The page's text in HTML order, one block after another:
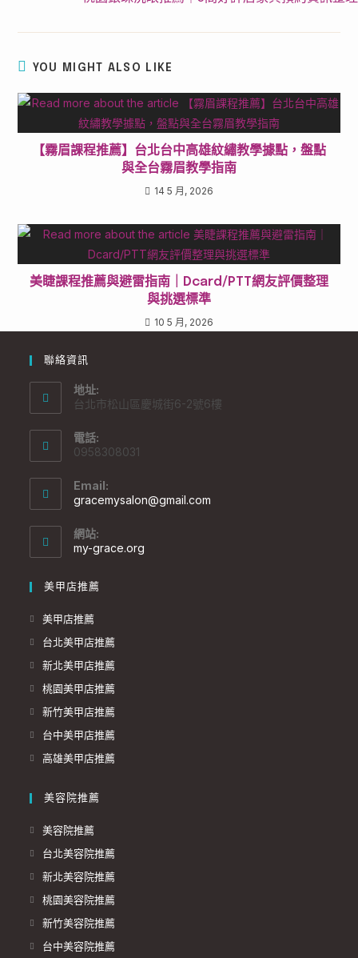
YOU MIGHT ALSO LIKE
【霧眉課程推薦】台北台中高雄紋繡教學據點，盤點
與全台霧眉教學指南
14 5 月, 2026
美睫課程推薦與避雷指南｜Dcard/PTT網友評價整理
與挑選標準
10 5 月, 2026
聯絡資訊
地址:
台北市松山區慶城街6-2號6樓
電話:
0958308031
Email:
gracemysalon@gmail.com
網站:
my-grace.org
美甲店推薦
美甲店推薦
台北美甲店推薦
新北美甲店推薦
桃園美甲店推薦
新竹美甲店推薦
台中美甲店推薦
高雄美甲店推薦
美容院推薦
美容院推薦
台北美容院推薦
新北美容院推薦
桃園美容院推薦
新竹美容院推薦
台中美容院推薦